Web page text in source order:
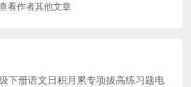
看作者其他文章
下册语文日积月累专项拔高练习题电